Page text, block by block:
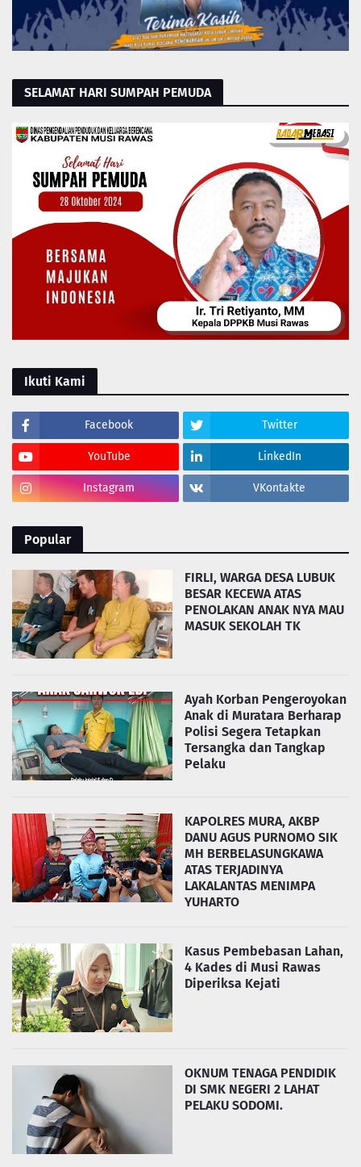
SELAMAT HARI SUMPAH PEMUDA
Ikuti Kami
Facebook Twitter
YouTube LinkedIn
Instagram VKontakte
Popular
FIRLI, WARGA DESA LUBUK
BESAR KECEWA ATAS
PENOLAKAN ANAK NYA MAU
MASUK SEKOLAH TK
Ayah Korban Pengeroyokan
Anak di Muratara Berharap
Polisi Segera Tetapkan
Tersangka dan Tangkap
Pelaku
KAPOLRES MURA, AKBP
DANU AGUS PURNOMO SIK
MH BERBELASUNGKAWA
ATAS TERJADINYA
LAKALANTAS MENIMPA
YUHARTO
Kasus Pembebasan Lahan,
4 Kades di Musi Rawas
Diperiksa Kejati
OKNUM TENAGA PENDIDIK
DI SMK NEGERI 2 LAHAT
PELAKU SODOMI.